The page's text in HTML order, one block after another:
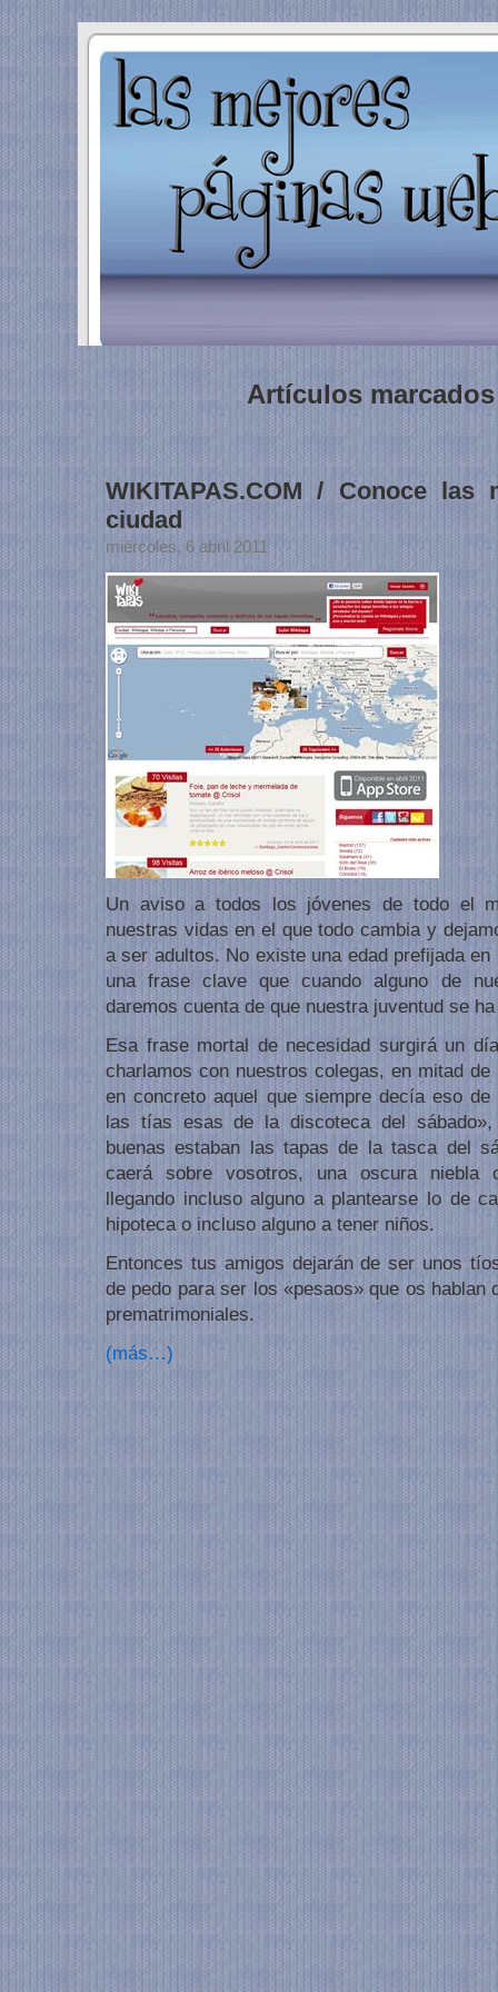
Artículos marcados
WIKITAPAS.COM / Conoce
ciudad
miércoles, 6 abril 2011
Un aviso a todos los jóvenes de todo el
nuestras vidas en el que todo cambia y
a ser adultos. No existe una edad prefijada
una frase clave que cuando alguno de
daremos cuenta de que nuestra juventud se
Esa frase mortal de necesidad surgirá un
charlamos con nuestros colegas, en mitad
en concreto aquel que siempre decía eso de
las tías esas de la discoteca del sábado»,
buenas estaban las tapas de la tasca del
caerá sobre vosotros, una oscura niebla
llegando incluso alguno a plantearse lo de
hipoteca o incluso alguno a tener niños.
Entonces tus amigos dejarán de ser unos
de pedo para ser los «pesaos» que os hablan
prematrimoniales.
(más…)